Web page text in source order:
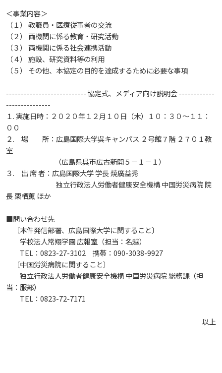
アドミッション・ポリシー（2027年度以降入学
生）
アドミッション・ポリシー（2024～2026年度入学
生）
カリキュラム・ポリシー
カリキュラム・ポリシー（2024年度以降入学生）
カリキュラム・ポリシー（2023年度入学生）
カリキュラム・ポリシー（2020～2022年度入学
生）
療・総合リハ・医療福祉・医療経営・看護）
カリキュラム・ポリシー（2016～2019年度心理・
薬・医療栄養）
カリキュラム・ポリシー（2015年度以前入学生）
カリキュラム・ポリシー（大学院対象）
ディプロマ・ポリシー
ディプロマ・ポリシー（2024年度入学生）
ディプロマ・ポリシー（2020～2023年度入学生）
ディプロマ・ポリシー（2016～2019年度入学生）
ディプロマ・ポリシー（2015年度以前入学生）
大学院ディプロマ・ポリシー（2024年度入学生）
大学院ディプロマ・ポリシー（2021～2023年度入
学生）
大学院ディプロマ・ポリシー（2020年度以前入学
生）
学園からのメッセージ
学長メッセージ
大学章と大学旗
UI（ユニバーシティ・アイデンティティ）
大学歌
学園・姉妹校のご案内
臨床教授制度について
学生生活支援について
就職支援について
財務・事業計画等について
教職課程について
自己点検・評価
大学機関別認証評価
薬学部薬学科の自己点検・評価について
理学療法士・作業療法士教員資格及び教育内容等の
自己評価書
大学院実践臨床心理学専攻 自己点検・評価報告書
文部科学省への設置認可・届出書類・履行状況報
告書
高等教育の修学支援新制度
ガバナンス・コード
施設を動画で紹介
キャンパスの歴史を振り返る
学生寮・学生研修棟
宿泊施設
東広島キャンパス
呉キャンパス
基盤教育センター
基盤教育センターでの教育活動・概要
講座のご案内
広国ドリル
入学予定者へのお知らせ
専門職連携教育センター
広国IPEとは
広国IPEの授業について
広国IPE用語集
情報メディアラーニングセンター
情報端末の必携化について
ICTサポート
図書館
図書館概要
情報センター
メディア掲載情報
SNS公式アカウント
SDGsについて
交通アクセス
学園・姉妹校のご案内
お問い合わせ
看護学部
薬学部
医療経営学専攻
心理学専攻
看護学専攻
薬学研究科
助産学専攻科
エクステンション講座
開講講座
資格取得奨励金制度
就職データ
研究者要覧
研究者情報（学会賞・研究者インタビュー）
公的研究費の責任体系について
安全保障貿易管理
連携・協定について
研究情報の公開について（オプトアウト）
公開講座
公開講座
高大連携
子ども向け体験講座
ボランティア活動
広島国際大学Town＆Gownoffice東広島
健幸ステーション
広国市民大学
広国市民大学とは
広国市民大学（市民カレッジ）学生募集
しあわせ健康センター
大学見学・体験をご希望の方（一般の団体様）
国際交流
国際化ビジョン
海外研修
海外専門研修
外国人留学生
アクセス
Language
JP（日本語） EN（英語） CH（中国語）
＜事業内容＞
（１） 教職員・医療従事者の交流
（２） 両機関に係る教育・研究活動
（３） 両機関に係る社会連携活動
（４） 施設、研究資料等の利用
（５） その他、本協定の目的を達成するために必要な事項
--------------------------- 協定式、メディア向け説明会 ------------
---------------
１. 実施日時：２０２０年１２月１０日（木）１０：３０～１１：
００
２. 場 所：広島国際大学呉キャンパス ２号館７階 ２７０１教
室
（広島県呉市広古新開５－１－１）
３. 出 席 者：広島国際大学 学長 焼廣益秀
独立行政法人労働者健康安全機構 中国労災病院 院
長 栗栖薫 ほか
■問い合わせ先
〔本件発信部署、広島国際大学に関すること〕
学校法人常翔学園 広報室（担当：名越）
TEL：0823-27-3102 携帯：090-3038-9927
〔中国労災病院に関すること〕
独立行政法人労働者健康安全機構 中国労災病院 総務課（担
当：服部）
TEL：0823-72-7171
以上
2019
2018
2016
2015
2014
2012
2011
2010
2023
2022